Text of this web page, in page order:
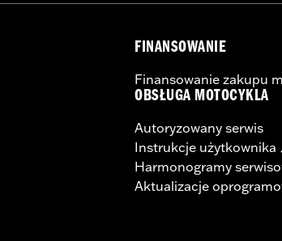
FINANSOWANIE
Finansowanie zakupu
OBSŁUGA MOTOCYKLA
Autoryzowany serwis
Instrukcje użytkownika
Harmonogramy
Aktualizacje